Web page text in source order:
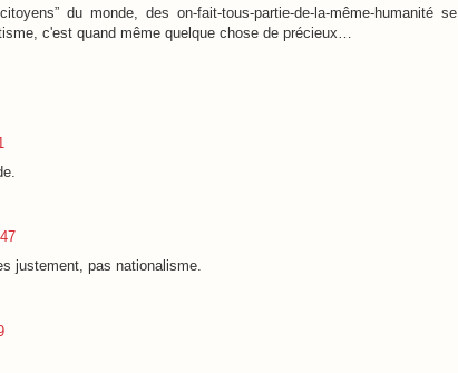
du monde, des on-fait-tous-partie-de-la-même-humanité se
c'est quand même quelque chose de précieux…
justement, pas nationalisme.